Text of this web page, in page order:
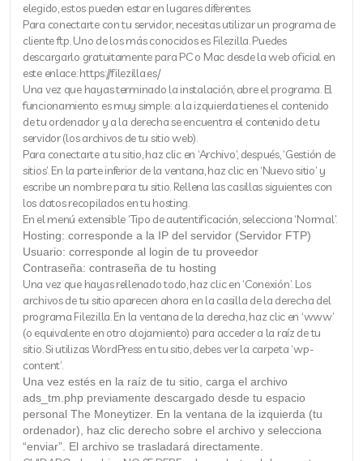
elegido, estos pueden estar en lugares diferentes.
Para conectarte con tu servidor, necesitas utilizar un programa de
cliente ftp. Uno de los más conocidos es Filezilla. Puedes
descargarlo gratuitamente para PC o Mac desde la web oficial en
este enlace: https://filezilla.es/
Una vez que hayas terminado la instalación, abre el programa. El
funcionamiento es muy simple: a la izquierda tienes el contenido
de tu ordenador y a la derecha se encuentra el contenido de tu
servidor (los archivos de tu sitio web).
Para conectarte a tu sitio, haz clic en ‘Archivo’, después, ‘Gestión de
sitios’. En la parte inferior de la ventana, haz clic en ‘Nuevo sitio’ y
escribe un nombre para tu sitio. Rellena las casillas siguientes con
los datos recopilados en tu hosting.
En el menú extensible ‘Tipo de autentificación, selecciona ‘Normal’.
Hosting: corresponde a la IP del servidor (Servidor FTP)
Usuario: corresponde al login de tu proveedor
Contraseña: contraseña de tu hosting
Una vez que hayas rellenado todo, haz clic en ‘Conexión’. Los
archivos de tu sitio aparecen ahora en la casilla de la derecha del
programa Filezilla. En la ventana de la derecha, haz clic en ‘www’
(o equivalente en otro alojamiento) para acceder a la raíz de tu
sitio. Si utilizas WordPress en tu sitio, debes ver la carpeta ‘wp-
content’.
Una vez estés en la raíz de tu sitio, carga el archivo
ads_tm.php previamente descargado desde tu espacio
personal The Moneytizer. En la ventana de la izquierda (tu
ordenador), haz clic derecho sobre el archivo y selecciona
“enviar”. El archivo se trasladará directamente.